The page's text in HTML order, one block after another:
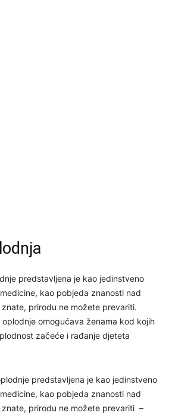
predstavljena je kao jedinstveno
kao pobjeda znanosti nad
prirodu ne možete prevariti.
omogućava ženama kod kojih
začeće i rađanje djeteta
predstavljena je kao jedinstveno
kao pobjeda znanosti nad
znate, prirodu ne možete prevariti –